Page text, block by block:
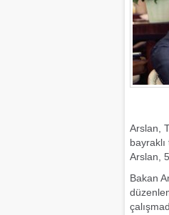
Arslan,
Arslan,
Bakan